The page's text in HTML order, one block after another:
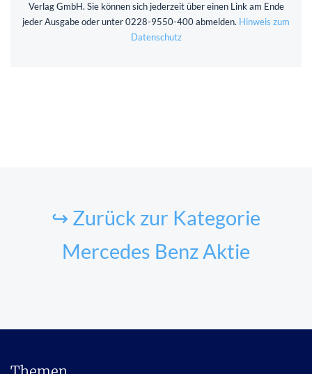
Verlag GmbH. Sie können sich jederzeit über einen Link am Ende
jeder Ausgabe oder unter 0228-9550-400 abmelden. Hinweis zum
Datenschutz
↪ Zurück zur Kategorie
Mercedes Benz Aktie